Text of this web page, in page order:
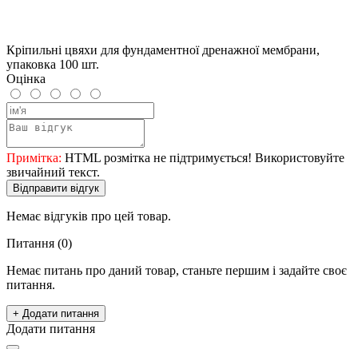
Кріпильні цвяхи для фундаментної дренажної мембрани,
упаковка 100 шт.
Оцінка
Примітка: HTML розмітка не підтримується! Використовуйте
звичайний текст.
Відправити відгук
Немає відгуків про цей товар.
Питання (0)
Немає питань про даний товар, станьте першим і задайте своє
питання.
+ Додати питання
Додати питання